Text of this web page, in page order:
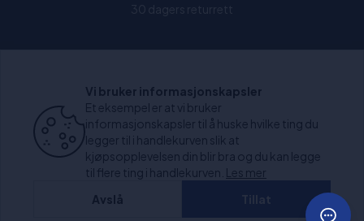
Chat: Åpen alle hverdager fra kl. 11:00-15:30.
+1000 anmeldelser
Vi bruker informasjonskapsler
Et eksempel er at vi bruker
informasjonskapsler til å huske hvilke ting du
legger til i handlekurven slik at
kjøpsopplevelsen din blir bra og du kan legge
til flere ting i handlekurven. Les mer
Avslå